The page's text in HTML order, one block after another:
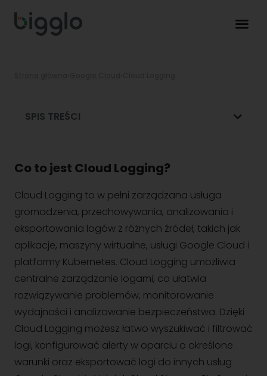
SPIS TREŚCI
Co to jest Cloud Logging?
Cloud Logging to w pełni zarządzana usługa
gromadzenia, przechowywania, analizowania i
eksportowania logów z różnych źródeł, takich jak
aplikacje, maszyny wirtualne, usługi Google Cloud i
platformy Kubernetes. Cloud Logging umożliwia
centralne zarządzanie logami, co ułatwia
rozwiązywanie problemów, monitorowanie
wydajności i analizowanie bezpieczeństwa. Dzięki
Cloud Logging możesz łatwo wyszukiwać i filtrować
logi, konfigurować alerty w oparciu o określone
warunki oraz eksportować logi do innych usług